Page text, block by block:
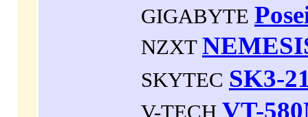
GIGABYTE
NZXT
SKYTEC SK3-
V-TECH VT-